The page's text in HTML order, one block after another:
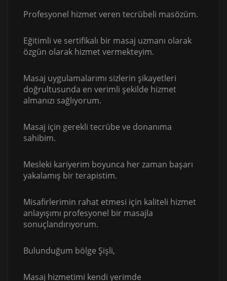
Profesyonel hizmet veren tecrübeli masözüm.
Eğitimli ve sertifikalı bir masaj uzmanı olarak
özgün olarak hizmet vermekteyim.
Masaj uygulamalarımı sizlerin şikayetleri
doğrultusunda en verimli şekilde hizmet
almanızı sağlıyorum.
Masaj için gerekli tecrübe ve donanıma
sahibim.
Mesleki kariyerim boyunca her zaman başarı
yakalamış bir terapistim.
Misafirlerimin rahat etmesi için kaliteli hizmet
anlayışımı profesyonel bir masajla
sonuçlandırıyorum.
Bulunduğum bölge Şişli,
Masaj hizmetimi kendi yerimde